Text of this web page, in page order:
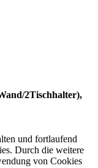
2Tischhalter),
und fortlaufend
Durch die weitere
von Cookies